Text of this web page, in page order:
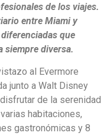
de los viajes.
entre Miami y
que
siempre diversa.
al Evermore
junto a Walt Disney
de la serenidad
habitaciones,
gastronómicas y 8